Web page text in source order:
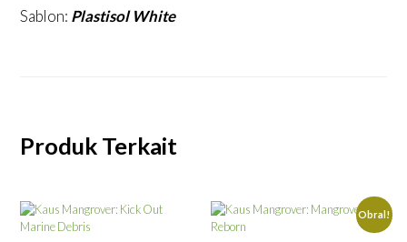
Sablon: Plastisol White
Produk Terkait
Obral!